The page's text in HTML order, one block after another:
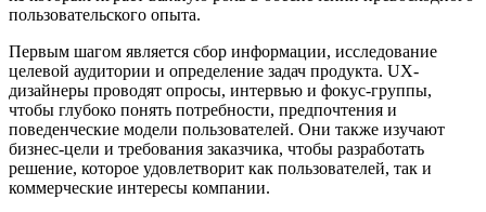
пользовательского опыта.
Первым шагом является сбор информации, исследование
целевой аудитории и определение задач продукта. UX-
дизайнеры проводят опросы, интервью и фокус-группы,
чтобы глубоко понять потребности, предпочтения и
поведенческие модели пользователей. Они также изучают
бизнес-цели и требования заказчика, чтобы разработать
решение, которое удовлетворит как пользователей, так и
коммерческие интересы компании.